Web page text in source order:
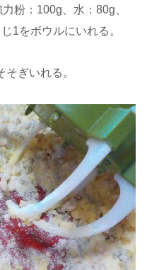
粉：100g、水：80g、
1をボウルにいれる。
ぎいれる。